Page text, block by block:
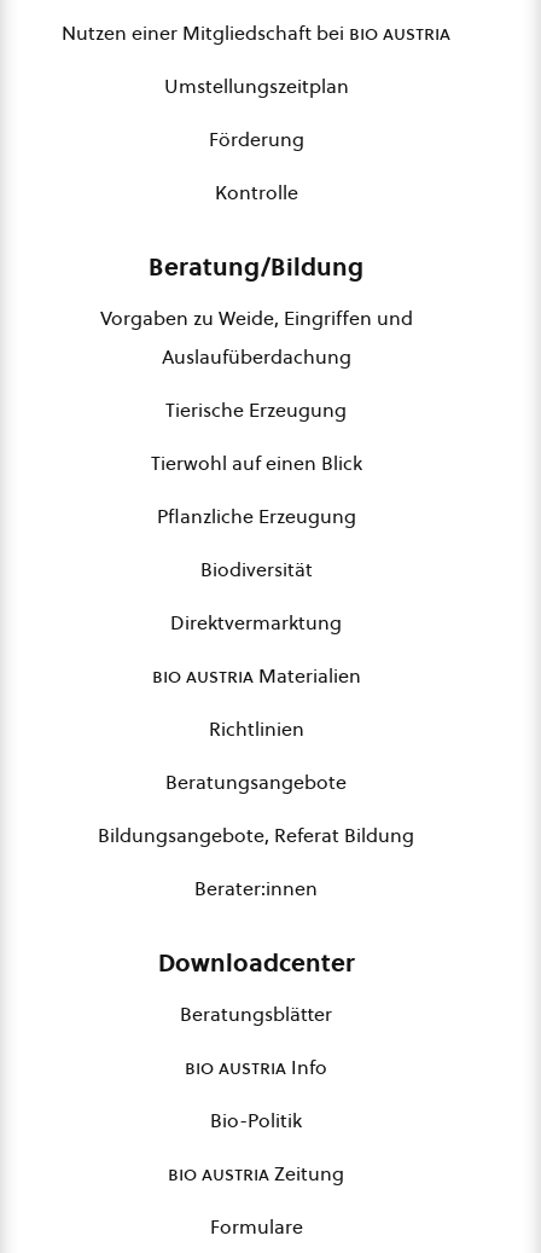
Nutzen einer Mitgliedschaft bei bio austria
Umstellungszeitplan
Förderung
Kontrolle
Beratung/Bildung
Vorgaben zu Weide, Eingriffen und
Auslaufüberdachung
Tierische Erzeugung
Tierwohl auf einen Blick
Pflanzliche Erzeugung
Biodiversität
Direktvermarktung
bio austriaMaterialien
Richtlinien
Beratungsangebote
Bildungsangebote, Referat Bildung
Berater:innen
Downloadcenter
Beratungsblätter
bio austria Info
Bio-Politik
bio austriaZeitung
Formulare